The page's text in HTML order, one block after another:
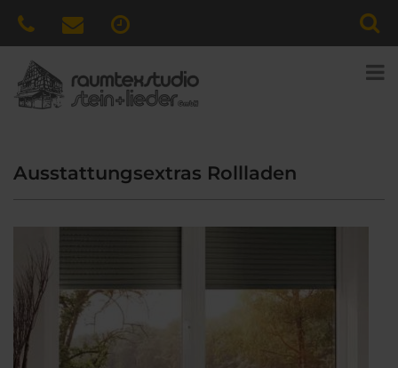
Ausstattungsextras Rollladen